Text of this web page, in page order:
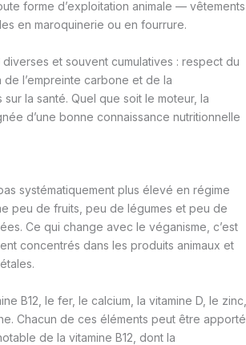
forme d’exploitation animale — vêtements
en maroquinerie ou en fourrure.
et souvent cumulatives : respect du
l’empreinte carbone et de la
la santé. Quel que soit le moteur, la
d’une bonne connaissance nutritionnelle
systématiquement plus élevé en régime
peu de fruits, peu de légumes et peu de
Ce qui change avec le véganisme, c’est
concentrés dans les produits animaux et
B12, le fer, le calcium, la vitamine D, le zinc,
Chacun de ces éléments peut être apporté
de la vitamine B12, dont la